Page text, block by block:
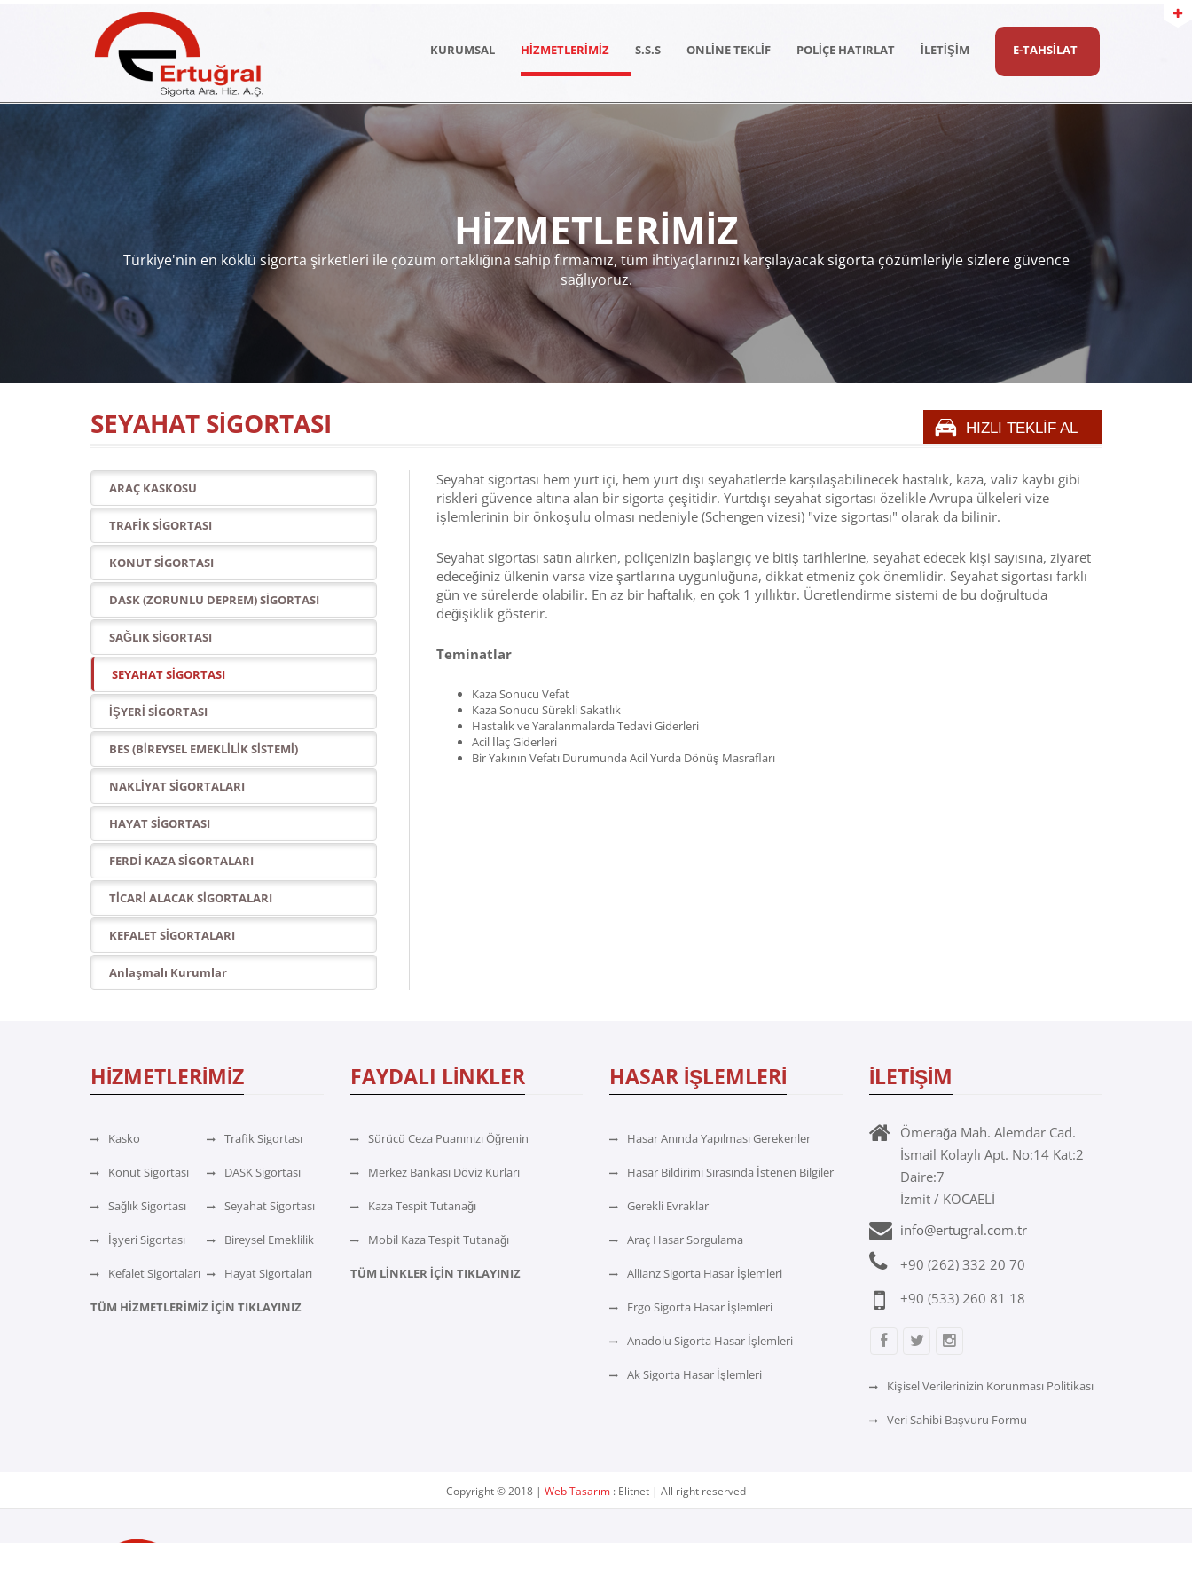
KURUMSAL HİZMETLERİMİZ S.S.S ONLİNE TEKLİF POLİÇE HATIRLAT İLETİŞİM E-TAHSİLAT
HİZMETLERİMİZ
Türkiye'nin en köklü sigorta şirketleri ile çözüm ortaklığına sahip firmamız, tüm ihtiyaçlarınızı karşılayacak sigorta çözümleriyle sizlere güvence
sağlıyoruz.
SEYAHAT SİGORTASI HIZLI TEKLİF AL
ARAÇ KASKOSU
TRAFİK SİGORTASI
KONUT SİGORTASI
DASK (ZORUNLU DEPREM) SİGORTASI
SAĞLIK SİGORTASI
SEYAHAT SİGORTASI
İŞYERİ SİGORTASI
BES (BİREYSEL EMEKLİLİK SİSTEMİ)
NAKLİYAT SİGORTALARI
HAYAT SİGORTASI
FERDİ KAZA SİGORTALARI
TİCARİ ALACAK SİGORTALARI
KEFALET SİGORTALARI
Anlaşmalı Kurumlar
Seyahat sigortası hem yurt içi, hem yurt dışı seyahatlerde karşılaşabilinecek hastalık, kaza, valiz kaybı gibi
riskleri güvence altına alan bir sigorta çeşitidir. Yurtdışı seyahat sigortası özelikle Avrupa ülkeleri vize
işlemlerinin bir önkoşulu olması nedeniyle (Schengen vizesi) "vize sigortası" olarak da bilinir.
Seyahat sigortası satın alırken, poliçenizin başlangıç ve bitiş tarihlerine, seyahat edecek kişi sayısına, ziyaret
edeceğiniz ülkenin varsa vize şartlarına uygunluğuna, dikkat etmeniz çok önemlidir. Seyahat sigortası farklı
gün ve sürelerde olabilir. En az bir haftalık, en çok 1 yıllıktır. Ücretlendirme sistemi de bu doğrultuda
değişiklik gösterir.
Teminatlar
Kaza Sonucu Vefat
Kaza Sonucu Sürekli Sakatlık
Hastalık ve Yaralanmalarda Tedavi Giderleri
Acil İlaç Giderleri
Bir Yakının Vefatı Durumunda Acil Yurda Dönüş Masrafları
HİZMETLERİMİZ
Kasko Trafik Sigortası
Konut Sigortası DASK Sigortası
Sağlık Sigortası Seyahat Sigortası
İşyeri Sigortası Bireysel Emeklilik
Kefalet Sigortaları Hayat Sigortaları
TÜM HİZMETLERİMİZ İÇİN TIKLAYINIZ
FAYDALI LİNKLER
Sürücü Ceza Puanınızı Öğrenin
Merkez Bankası Döviz Kurları
Kaza Tespit Tutanağı
Mobil Kaza Tespit Tutanağı
TÜM LİNKLER İÇİN TIKLAYINIZ
HASAR İŞLEMLERİ
Hasar Anında Yapılması Gerekenler
Hasar Bildirimi Sırasında İstenen Bilgiler
Gerekli Evraklar
Araç Hasar Sorgulama
Allianz Sigorta Hasar İşlemleri
Ergo Sigorta Hasar İşlemleri
Anadolu Sigorta Hasar İşlemleri
Ak Sigorta Hasar İşlemleri
İLETİŞİM
Ömerağa Mah. Alemdar Cad.
İsmail Kolaylı Apt. No:14 Kat:2
Daire:7
İzmit / KOCAELİ
info@ertugral.com.tr
+90 (262) 332 20 70
+90 (533) 260 81 18
Kişisel Verilerinizin Korunması Politikası
Veri Sahibi Başvuru Formu
Copyright © 2018 | Web Tasarım : Elitnet | All right reserved